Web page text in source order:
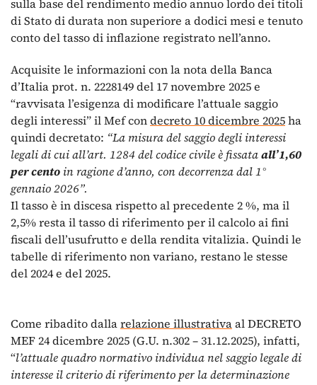
sulla base del rendimento medio annuo lordo dei titoli
di Stato di durata non superiore a dodici mesi e tenuto
conto del tasso di inflazione registrato nell’anno.
Acquisite le informazioni con la nota della Banca
d’Italia prot. n. 2228149 del 17 novembre 2025 e
“ravvisata l’esigenza di modificare l’attuale saggio
degli interessi” il Mef condecreto 10 dicembre 2025ha
quindi decretato: “La misura del saggio degli interessi
legali di cui all’art. 1284 del codice civile è fissataall’1,60
per cento in ragione d’anno, con decorrenza dal 1°
gennaio 2026”.
Il tasso è in discesa rispetto al precedente 2 %, ma il
2,5% resta il tasso di riferimento per il calcolo ai fini
fiscali dell’usufrutto e della rendita vitalizia. Quindi le
tabelle di riferimento non variano, restano le stesse
del 2024 e del 2025.
Come ribadito dallarelazione illustrativaal DECRETO
MEF 24 dicembre 2025 (G.U. n.302 – 31.12.2025), infatti,
“l’attuale quadro normativo individua nel saggio legale di
interesse il criterio di riferimento per la determinazione